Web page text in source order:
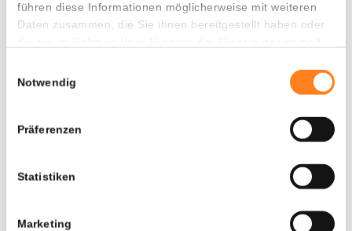
führen diese Informationen möglicherweise mit weiteren
Daten zusammen, die Sie ihnen bereitgestellt haben oder
Notwendig
Präferenzen
Statistiken
Marketing
$